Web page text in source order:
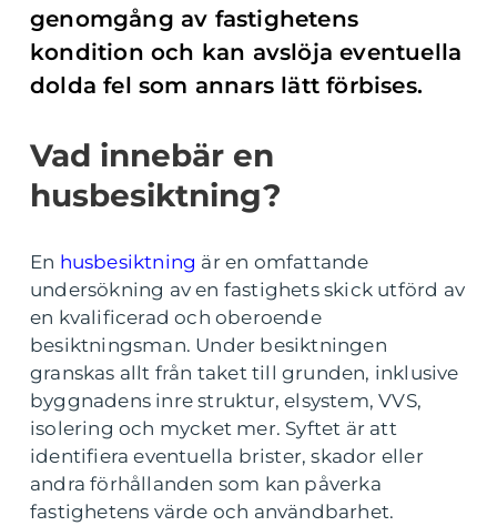
genomgång av fastighetens
kondition och kan avslöja eventuella
dolda fel som annars lätt förbises.
Vad innebär en
husbesiktning?
En husbesiktning är en omfattande
undersökning av en fastighets skick utförd av
en kvalificerad och oberoende
besiktningsman. Under besiktningen
granskas allt från taket till grunden, inklusive
byggnadens inre struktur, elsystem, VVS,
isolering och mycket mer. Syftet är att
identifiera eventuella brister, skador eller
andra förhållanden som kan påverka
fastighetens värde och användbarhet.